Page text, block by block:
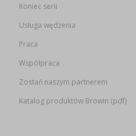
Koniec serii
Usługa wędzenia
Praca
Współpraca
Zostań naszym partnerem
Katalog produktów Browin (pdf)